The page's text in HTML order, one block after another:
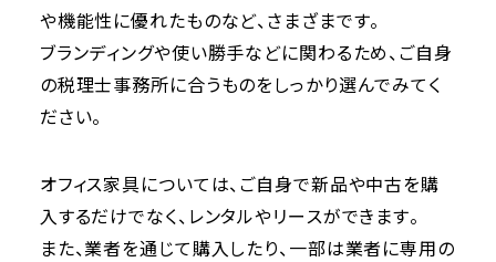
や機能性に優れたものなど、さまざまです。
ブランディングや使い勝手などに関わるため、ご自身
の税理士事務所に合うものをしっかり選んでみてく
ださい。
オフィス家具については、ご自身で新品や中古を購
入するだけでなく、レンタルやリースができます。
また、業者を通じて購入したり、一部は業者に専用の